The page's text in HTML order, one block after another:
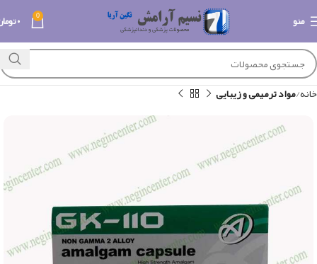
منو 0 ۰
خانه مواد ترمیمی و زیبایی